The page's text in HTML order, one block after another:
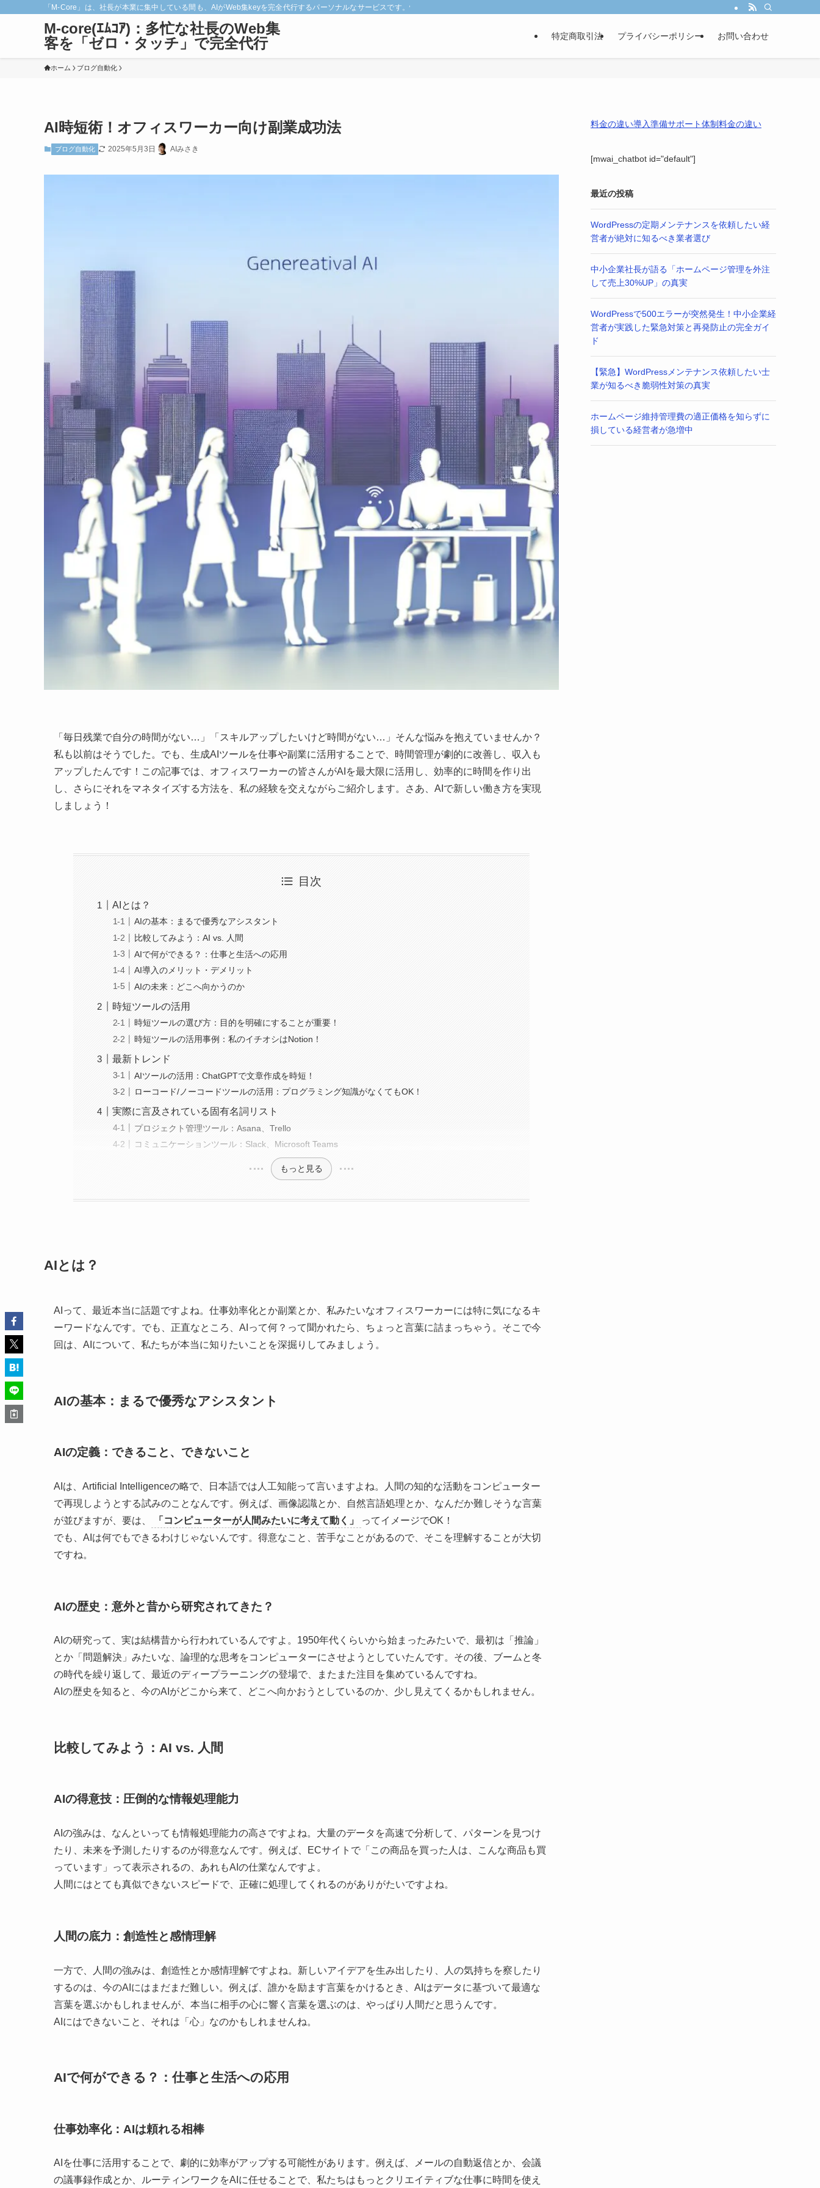
「M-Core」は、社長が本業に集中している間も、AIがWeb集keyを完全代行するパーソナルなサービスです。悩みの深い見込み客だけを狙い撃ちし、あなたの事業成長を戦略的パートナーとして伴走サポートします。
M-core(ｴﾑｺｱ)：多忙な社長のWeb集
客を「ゼロ・タッチ」で完全代行
特定商取引法 プライバシーポリシー お問い合わせ
ホーム ブログ自動化
AI時短術！オフィスワーカー向け副業成功法
ブログ自動化 2025年5月3日 AIみさき
「毎日残業で自分の時間がない…」「スキルアップしたいけど時間がない…」そんな悩みを抱えていませんか？
私も以前はそうでした。でも、生成AIツールを仕事や副業に活用することで、時間管理が劇的に改善し、収入も
アップしたんです！この記事では、オフィスワーカーの皆さんがAIを最大限に活用し、効率的に時間を作り出
し、さらにそれをマネタイズする方法を、私の経験を交えながらご紹介します。さあ、AIで新しい働き方を実現
しましょう！
目次
AIとは？
AIの基本：まるで優秀なアシスタント
比較してみよう：AI vs. 人間
AIで何ができる？：仕事と生活への応用
AI導入のメリット・デメリット
AIの未来：どこへ向かうのか
時短ツールの活用
時短ツールの選び方：目的を明確にすることが重要！
時短ツールの活用事例：私のイチオシはNotion！
最新トレンド
AIツールの活用：ChatGPTで文章作成を時短！
ローコード/ノーコードツールの活用：プログラミング知識がなくてもOK！
実際に言及されている固有名詞リスト
プロジェクト管理ツール：Asana、Trello
コミュニケーションツール：Slack、Microsoft Teams
もっと見る
AIとは？
AIって、最近本当に話題ですよね。仕事効率化とか副業とか、私みたいなオフィスワーカーには特に気になるキ
ーワードなんです。でも、正直なところ、AIって何？って聞かれたら、ちょっと言葉に詰まっちゃう。そこで今
回は、AIについて、私たちが本当に知りたいことを深掘りしてみましょう。
AIの基本：まるで優秀なアシスタント
AIの定義：できること、できないこと
AIは、Artificial Intelligenceの略で、日本語では人工知能って言いますよね。人間の知的な活動をコンピューター
で再現しようとする試みのことなんです。例えば、画像認識とか、自然言語処理とか、なんだか難しそうな言葉
が並びますが、要は、
「コンピューターが人間みたいに考えて動く」
ってイメージでOK！
でも、AIは何でもできるわけじゃないんです。得意なこと、苦手なことがあるので、そこを理解することが大切
ですね。
AIの歴史：意外と昔から研究されてきた？
AIの研究って、実は結構昔から行われているんですよ。1950年代くらいから始まったみたいで、最初は「推論」
とか「問題解決」みたいな、論理的な思考をコンピューターにさせようとしていたんです。その後、ブームと冬
の時代を繰り返して、最近のディープラーニングの登場で、またまた注目を集めているんですね。
AIの歴史を知ると、今のAIがどこから来て、どこへ向かおうとしているのか、少し見えてくるかもしれません。
比較してみよう：AI vs. 人間
AIの得意技：圧倒的な情報処理能力
AIの強みは、なんといっても情報処理能力の高さですよね。大量のデータを高速で分析して、パターンを見つけ
たり、未来を予測したりするのが得意なんです。例えば、ECサイトで「この商品を買った人は、こんな商品も買
っています」って表示されるの、あれもAIの仕業なんですよ。
人間にはとても真似できないスピードで、正確に処理してくれるのがありがたいですよね。
人間の底力：創造性と感情理解
一方で、人間の強みは、創造性とか感情理解ですよね。新しいアイデアを生み出したり、人の気持ちを察したり
するのは、今のAIにはまだまだ難しい。例えば、誰かを励ます言葉をかけるとき、AIはデータに基づいて最適な
言葉を選ぶかもしれませんが、本当に相手の心に響く言葉を選ぶのは、やっぱり人間だと思うんです。
AIにはできないこと、それは「心」なのかもしれませんね。
AIで何ができる？：仕事と生活への応用
仕事効率化：AIは頼れる相棒
AIを仕事に活用することで、劇的に効率がアップする可能性があります。例えば、メールの自動返信とか、会議
の議事録作成とか、ルーティンワークをAIに任せることで、私たちはもっとクリエイティブな仕事に時間を使え
料金の違い導入準備サポート体制料金の違い
[mwai_chatbot id="default"]
最近の投稿
WordPressの定期メンテナンスを依頼したい経
営者が絶対に知るべき業者選び
中小企業社長が語る「ホームページ管理を外注
して売上30%UP」の真実
WordPressで500エラーが突然発生！中小企業経
営者が実践した緊急対策と再発防止の完全ガイ
ド
【緊急】WordPressメンテナンス依頼したい士
業が知るべき脆弱性対策の真実
ホームページ維持管理費の適正価格を知らずに
損している経営者が急増中